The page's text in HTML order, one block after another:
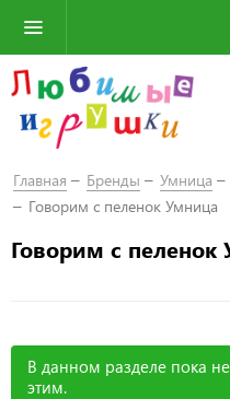
Главная Бренды Умница
Говорим с пеленок Умница
Говорим с пеленок
В данном разделе пока
этим.